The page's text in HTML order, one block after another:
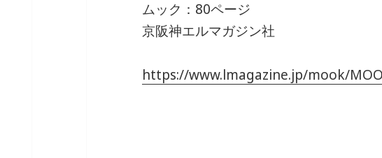
ムック：80ページ
京阪神エルマガジン社
https://www.lmagazine.jp/mook/